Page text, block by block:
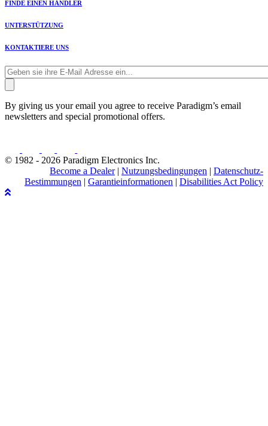
FINDE EINEN HÄNDLER
UNTERSTÜTZUNG
KONTAKTIERE UNS
By giving us your email you agree to receive Paradigm’s email
newsletters and special promotional offers.
© 1982 - 2026 Paradigm Electronics Inc.
Become a Dealer| Nutzungsbedingungen | Datenschutz-
Bestimmungen | Garantieinformationen | Disabilities Act Policy